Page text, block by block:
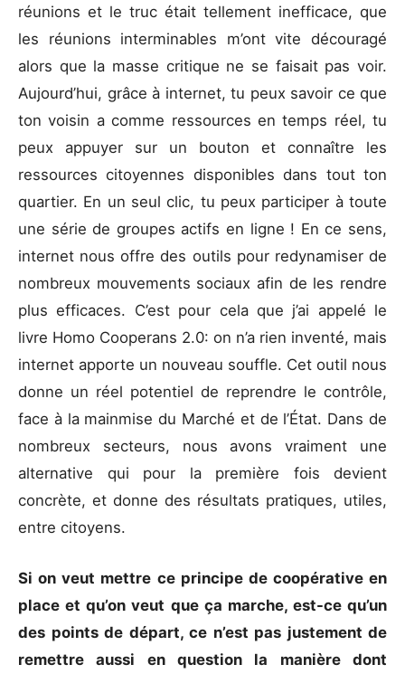
réunions et le truc était tellement inefficace, que
les réunions interminables m’ont vite découragé
alors que la masse critique ne se faisait pas voir.
Aujourd’hui, grâce à internet, tu peux savoir ce que
ton voisin a comme ressources en temps réel, tu
peux appuyer sur un bouton et connaître les
ressources citoyennes disponibles dans tout ton
quartier. En un seul clic, tu peux participer à toute
une série de groupes actifs en ligne ! En ce sens,
internet nous offre des outils pour redynamiser de
nombreux mouvements sociaux afin de les rendre
plus efficaces. C’est pour cela que j’ai appelé le
livre Homo Cooperans 2.0: on n’a rien inventé, mais
internet apporte un nouveau souffle. Cet outil nous
donne un réel potentiel de reprendre le contrôle,
face à la mainmise du Marché et de l’État. Dans de
nombreux secteurs, nous avons vraiment une
alternative qui pour la première fois devient
concrète, et donne des résultats pratiques, utiles,
entre citoyens.
Si on veut mettre ce principe de coopérative en
place et qu’on veut que ça marche, est-ce qu’un
des points de départ, ce n’est pas justement de
remettre aussi en question la manière dont